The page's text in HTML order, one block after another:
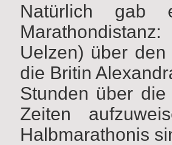
Natürlich
Uelzen) über
die Britin
Stunden über
Zeiten
Halbmarathonis